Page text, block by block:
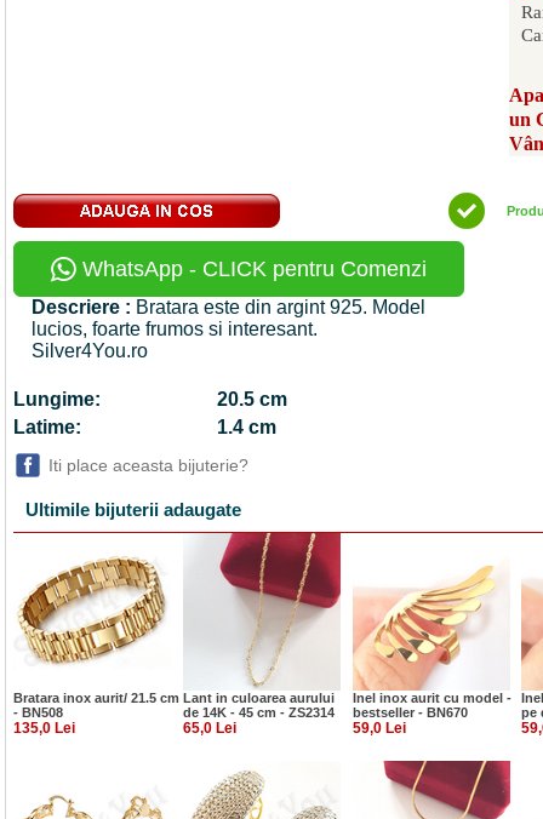
un
WhatsApp - CLICK pentru Comenzi
Descriere : Bratara este din argint 925. Model
lucios, foarte frumos si interesant.
Silver4You.ro
Lungime:
20.5 cm
Latime:
1.4 cm
Iti place aceasta bijuterie?
Ultimile bijuterii adaugate
Bratara inox aurit/ 21.5 cm
- BN508
Lant in culoarea aurului
de 14K - 45 cm - ZS2314
Inel inox aurit cu model -
bestseller - BN670
pe
135,0 Lei 65,0 Lei 59,0 Lei